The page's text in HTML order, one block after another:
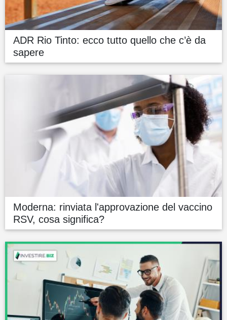
ADR Rio Tinto: ecco tutto quello che c’è da
sapere
Moderna: rinviata l'approvazione del vaccino
RSV, cosa significa?